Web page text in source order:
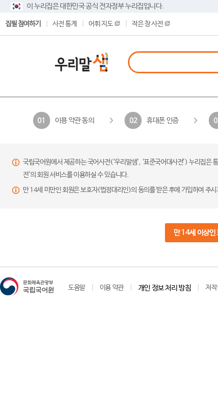
이 누리집은 대한민국 공식 전자정부 누리집입니다.
집필 참여하기 사전 통계 어휘 지도 작은 창 사전
01 이용 약관 동의 02 휴대폰 인증
국립국어원에서 제공하는 국어사전(‘우리말샘’, ‘표준국어대사전’) 누리집
전’의 회원 서비스를 이용하실 수 있습니다.
만 14세 미만인 회원은 보호자(법정대리인)의 동의를 받은 후에 가입하여 주
만 14세 이상인
도움말 이용 약관 개인 정보 처리 방침 저